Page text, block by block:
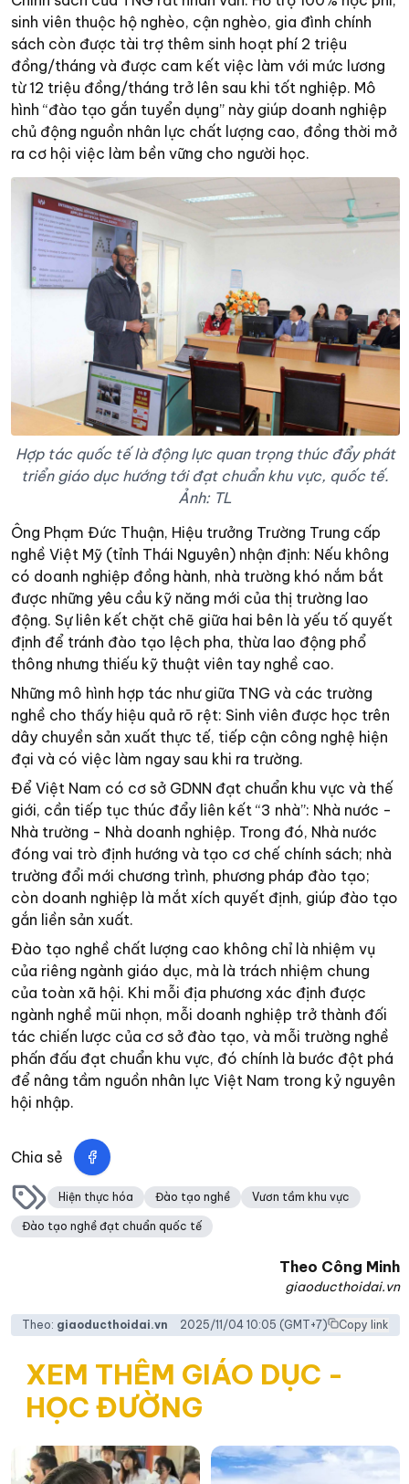
sinh viên thuộc hộ nghèo, cận nghèo, gia đình chính
sách còn được tài trợ thêm sinh hoạt phí 2 triệu
đồng/tháng và được cam kết việc làm với mức lương
từ 12 triệu đồng/tháng trở lên sau khi tốt nghiệp. Mô
hình “đào tạo gắn tuyển dụng” này giúp doanh nghiệp
chủ động nguồn nhân lực chất lượng cao, đồng thời mở
ra cơ hội việc làm bền vững cho người học.
Hợp tác quốc tế là động lực quan trọng thúc đẩy phát
triển giáo dục hướng tới đạt chuẩn khu vực, quốc tế.
Ảnh: TL
Ông Phạm Đức Thuận, Hiệu trưởng Trường Trung cấp
nghề Việt Mỹ (tỉnh Thái Nguyên) nhận định: Nếu không
có doanh nghiệp đồng hành, nhà trường khó nắm bắt
được những yêu cầu kỹ năng mới của thị trường lao
động. Sự liên kết chặt chẽ giữa hai bên là yếu tố quyết
định để tránh đào tạo lệch pha, thừa lao động phổ
thông nhưng thiếu kỹ thuật viên tay nghề cao.
Những mô hình hợp tác như giữa TNG và các trường
nghề cho thấy hiệu quả rõ rệt: Sinh viên được học trên
dây chuyền sản xuất thực tế, tiếp cận công nghệ hiện
đại và có việc làm ngay sau khi ra trường.
Để Việt Nam có cơ sở GDNN đạt chuẩn khu vực và thế
giới, cần tiếp tục thúc đẩy liên kết “3 nhà”: Nhà nước -
Nhà trường - Nhà doanh nghiệp. Trong đó, Nhà nước
đóng vai trò định hướng và tạo cơ chế chính sách; nhà
trường đổi mới chương trình, phương pháp đào tạo;
còn doanh nghiệp là mắt xích quyết định, giúp đào tạo
gắn liền sản xuất.
Đào tạo nghề chất lượng cao không chỉ là nhiệm vụ
của riêng ngành giáo dục, mà là trách nhiệm chung
của toàn xã hội. Khi mỗi địa phương xác định được
ngành nghề mũi nhọn, mỗi doanh nghiệp trở thành đối
tác chiến lược của cơ sở đào tạo, và mỗi trường nghề
phấn đấu đạt chuẩn khu vực, đó chính là bước đột phá
để nâng tầm nguồn nhân lực Việt Nam trong kỷ nguyên
hội nhập.
Chia sẻ
Hiện thực hóa Đào tạo nghề Vươn tầm khu vực
Đào tạo nghề đạt chuẩn quốc tế
Theo Công Minh
giaoducthoidai.vn
Theo: giaoducthoidai.vn 2025/11/04 10:05 (GMT+7) Copy link
XEM THÊM GIÁO DỤC -
HỌC ĐƯỜNG